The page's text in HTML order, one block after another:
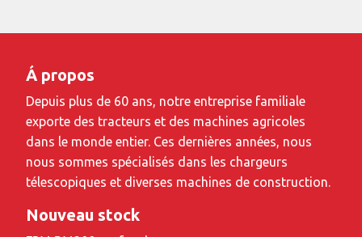
Á propos
Depuis plus de 60 ans, notre entreprise familiale
exporte des tracteurs et des machines agricoles
dans le monde entier. Ces dernières années, nous
nous sommes spécialisés dans les chargeurs
télescopiques et diverses machines de construction.
Nouveau stock